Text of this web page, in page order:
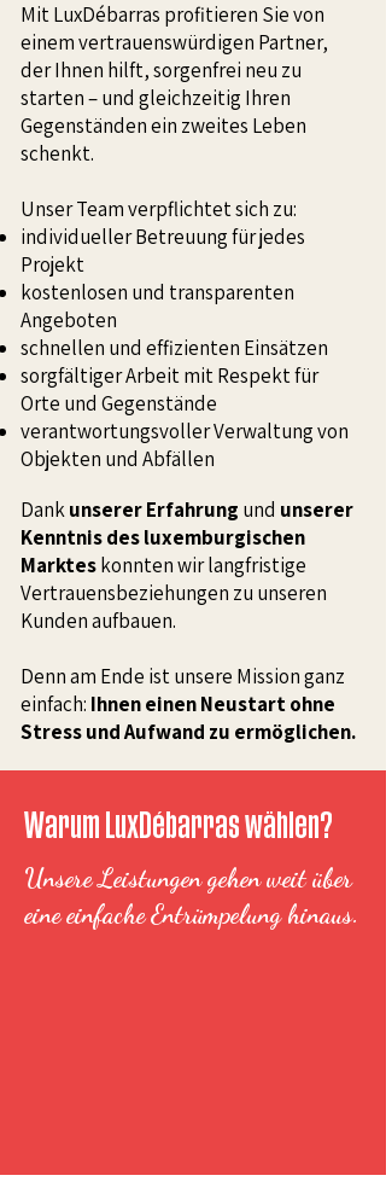
Mit LuxDébarras profitieren Sie von
einem vertrauenswürdigen Partner,
der Ihnen hilft, sorgenfrei neu zu
starten – und gleichzeitig Ihren
Gegenständen ein zweites Leben
schenkt.
Unser Team verpflichtet sich zu:
individueller Betreuung für jedes
Projekt
kostenlosen und transparenten
Angeboten
schnellen und effizienten Einsätzen
sorgfältiger Arbeit mit Respekt für
Orte und Gegenstände
verantwortungsvoller Verwaltung von
Objekten und Abfällen
Dankunserer Erfahrung und unserer
Kenntnis des luxemburgischen
Markteskonnten wir langfristige
Vertrauensbeziehungen zu unseren
Kunden aufbauen.
Denn am Ende ist unsere Mission ganz
einfach: Ihnen einen Neustart ohne
Stress und Aufwand zu ermöglichen.
Warum LuxDébarras wählen?
Unsere Leistungen gehen weit über
eine einfache Entrümpelung hinaus.